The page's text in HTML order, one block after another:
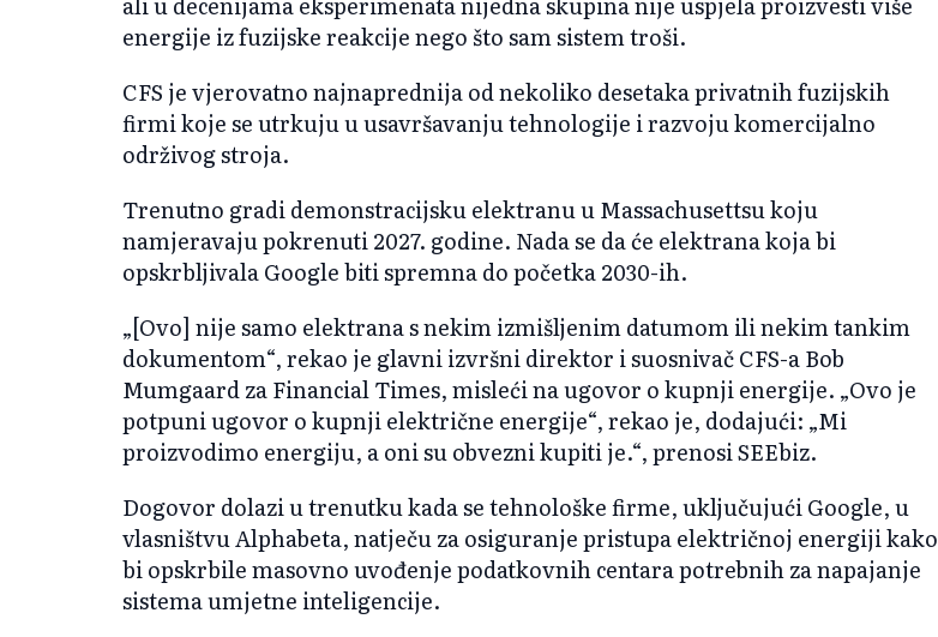
energije iz fuzijske reakcije nego što sam sistem troši.
CFS je vjerovatno najnaprednija od nekoliko desetaka privatnih fuzijskih
firmi koje se utrkuju u usavršavanju tehnologije i razvoju komercijalno
održivog stroja.
Trenutno gradi demonstracijsku elektranu u Massachusettsu koju
namjeravaju pokrenuti 2027. godine. Nada se da će elektrana koja bi
opskrbljivala Google biti spremna do početka 2030-ih.
„[Ovo] nije samo elektrana s nekim izmišljenim datumom ili nekim tankim
dokumentom“, rekao je glavni izvršni direktor i suosnivač CFS-a Bob
Mumgaard za Financial Times, misleći na ugovor o kupnji energije. „Ovo je
potpuni ugovor o kupnji električne energije“, rekao je, dodajući: „Mi
proizvodimo energiju, a oni su obvezni kupiti je.“, prenosi SEEbiz.
Dogovor dolazi u trenutku kada se tehnološke firme, uključujući Google, u
vlasništvu Alphabeta, natječu za osiguranje pristupa električnoj energiji kako
bi opskrbile masovno uvođenje podatkovnih centara potrebnih za napajanje
sistema umjetne inteligencije.